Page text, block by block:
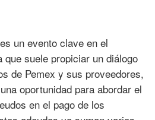
un evento clave en el
suele propiciar un diálogo
de Pemex y sus proveedores,
oportunidad para abordar el
en el pago de los